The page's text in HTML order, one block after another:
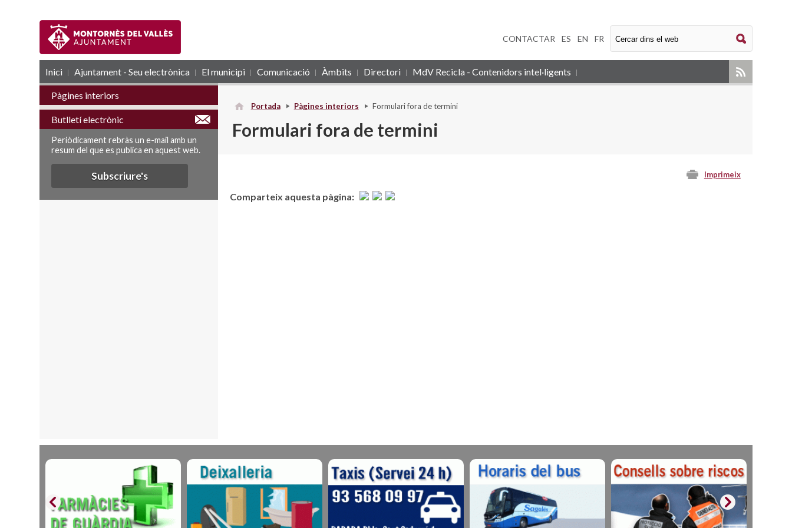
CONTACTAR ES EN FR
Inici Ajuntament - Seu electrònica El municipi Comunicació Àmbits Directori MdV Recicla - Contenidors intel·ligents
RSS
Portada Pàgines interiors Formulari fora de termini
Formulari fora de termini
Imprimeix
Comparteix aquesta pàgina:
Pàgines interiors
Butlletí electrònic
Periòdicament rebràs un e-mail amb un
resum del que es publica en aquest web.
Subscriure's